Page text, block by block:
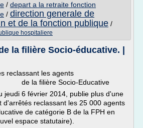
/ depart a la retraite fonction
/ direction generale de
et de la fonction publique /
hospitaliere
la filière Socio-éducative. |
reclassant les agents
Socio-Educative
jeudi 6 février 2014, publie plus d'une
d'arrêtés reclassant les 25 000 agents
de catégorie B de la FPH en
espace statutaire).